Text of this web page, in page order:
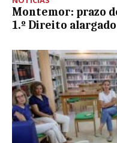
Montemor: prazo
1.º Direito